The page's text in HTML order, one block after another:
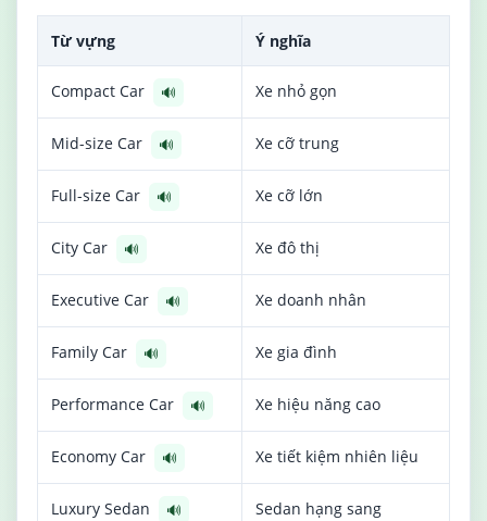
Từ vựng Ý nghĩa
Compact Car 🔊 Xe nhỏ gọn
Mid-size Car 🔊 Xe cỡ trung
Full-size Car 🔊 Xe cỡ lớn
City Car 🔊 Xe đô thị
Executive Car 🔊 Xe doanh nhân
Family Car 🔊 Xe gia đình
Performance Car 🔊 Xe hiệu năng cao
Economy Car 🔊 Xe tiết kiệm nhiên liệu
Luxury Sedan 🔊 Sedan hạng sang